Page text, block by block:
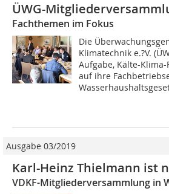
ÜWG-
Fachthemen im Fokus
Die
Klimatechnik e.?V.
Aufgabe, Kälte-
auf ihre
Ausgabe 03/2019
Karl-Heinz Thielmann ist
VDKF-Mitgliederversammlung in